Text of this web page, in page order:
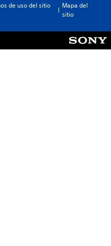
de uso del sitio
Mapa del
sitio